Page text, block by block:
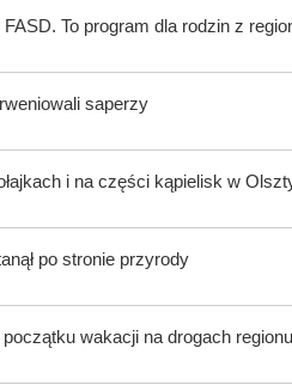
To program dla rodzin z
saperzy
i na części kąpielisk w
po stronie przyrody
wakacji na drogach regionu